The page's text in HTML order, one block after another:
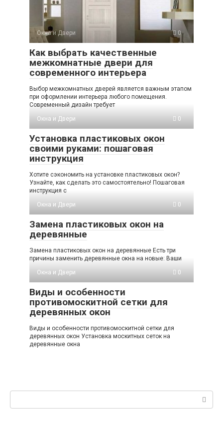
Окна и Двери 0
Как выбрать качественные
межкомнатные двери для
современного интерьера
Выбор межкомнатных дверей является важным этапом
при оформлении интерьера любого помещения.
Современный дизайн требует
Окна и Двери
0
Установка пластиковых окон
своими руками: пошаговая
инструкция
Хотите сэкономить на установке пластиковых окон?
Узнайте, как сделать это самостоятельно! Пошаговая
инструкция с
Окна и Двери
0
Замена пластиковых окон на
деревянные
Замена пластиковых окон на деревянные Есть три
причины заменить деревянные окна на новые: Ваши
Окна и Двери
0
Виды и особенности
противомоскитной сетки для
деревянных окон
Виды и особенности противомоскитной сетки для
деревянных окон Установка москитных сеток на
деревянные окна